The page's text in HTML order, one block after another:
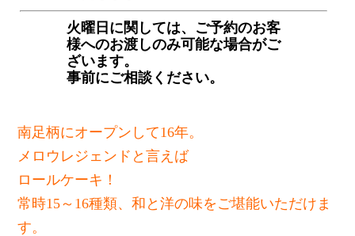
火曜日に関しては、ご予約のお客
様へのお渡しのみ可能な場合がご
ざいます。
事前にご相談ください。
南足柄にオープンして16年。
メロウレジェンドと言えば
ロールケーキ！
常時15～16種類、和と洋の味をご堪能いただけま
す。